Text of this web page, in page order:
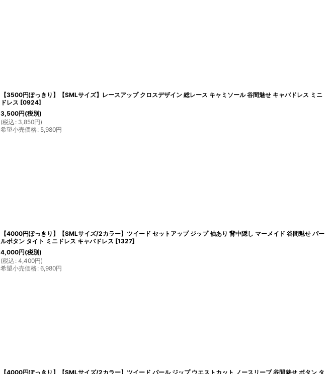
【3500円ぽっきり】【SMLサイズ】レースアップ クロスデザイン 総レース キャミソール 谷間魅せ キャバドレス ミニ
ドレス [0924]
3,500円(税別)
(税込 : 3,850円)
希望小売価格: 5,980円
【4000円ぽっきり】【SMLサイズ/2カラー】ツイード セットアップ ジップ 袖あり 背中隠し マーメイド 谷間魅せ パー
ルボタン タイト ミニドレス キャバドレス [1327]
4,000円(税別)
(税込 : 4,400円)
希望小売価格: 6,980円
【4000円ぽっきり】【SMLサイズ/2カラー】ツイード パール ジップ ウエストカット ノースリーブ 谷間魅せ ボタン タ